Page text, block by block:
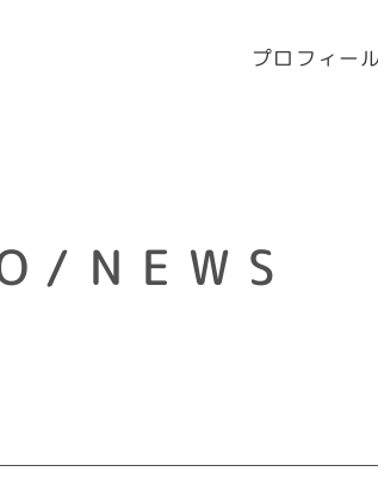
プロフィール
NEWS